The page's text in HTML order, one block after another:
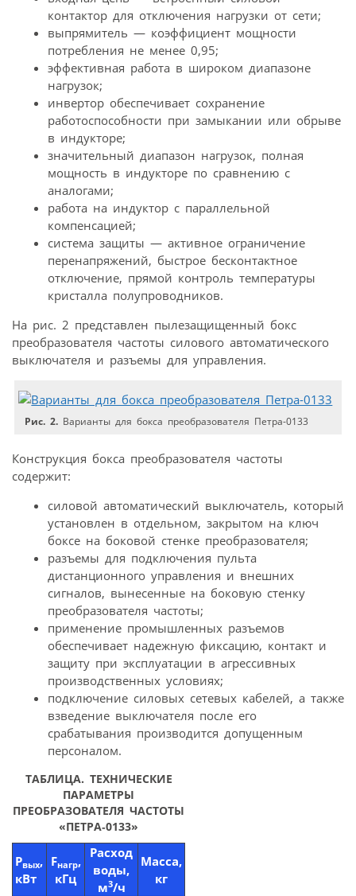
контактор для отключения нагрузки от сети;
выпрямитель — коэффициент мощности
потребления не менее 0,95;
эффективная работа в широком диапазоне
нагрузок;
инвертор обеспечивает сохранение
работоспособности при замыкании или обрыве
в индукторе;
значительный диапазон нагрузок, полная
мощность в индукторе по сравнению с
аналогами;
работа на индуктор с параллельной
компенсацией;
система защиты — активное ограничение
перенапряжений, быстрое бесконтактное
отключение, прямой контроль температуры
кристалла полупроводников.
На рис. 2 представлен пылезащищенный бокс
преобразователя частоты силового автоматического
выключателя и разъемы для управления.
Рис. 2. Варианты для бокса преобразователя Петра-0133
Конструкция бокса преобразователя частоты
содержит:
силовой автоматический выключатель, который
установлен в отдельном, закрытом на ключ
боксе на боковой стенке преобразователя;
разъемы для подключения пульта
дистанционного управления и внешних
сигналов, вынесенные на боковую стенку
преобразователя частоты;
применение промышленных разъемов
обеспечивает надежную фиксацию, контакт и
защиту при эксплуатации в агрессивных
производственных условиях;
подключение силовых сетевых кабелей, а также
взведение выключателя после его
срабатывания производится допущенным
персоналом.
ТАБЛИЦА. ТЕХНИЧЕСКИЕ
ПАРАМЕТРЫ
ПРЕОБРАЗОВАТЕЛЯ ЧАСТОТЫ
«ПЕТРА‑0133»
Рвых,
кВт
Fнагр,
кГц
Расход
воды,
м3/ч
Масса,
кг